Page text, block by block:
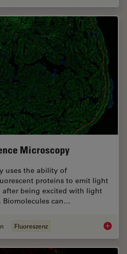
Microscopy
uses the ability of
proteins to emit light
after being excited with light
Biomolecules can…
Fluoreszenz A